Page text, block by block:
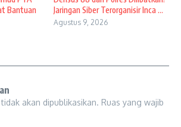
Bantuan
Jaringan Siber Terorganisir Inca ...
Agustus 9, 2026
akan dipublikasikan. Ruas yang wajib